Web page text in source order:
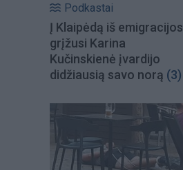
Podkastai
Į Klaipėdą iš emigracijos
grįžusi Karina
Kučinskienė įvardijo
didžiausią savo norą (3)